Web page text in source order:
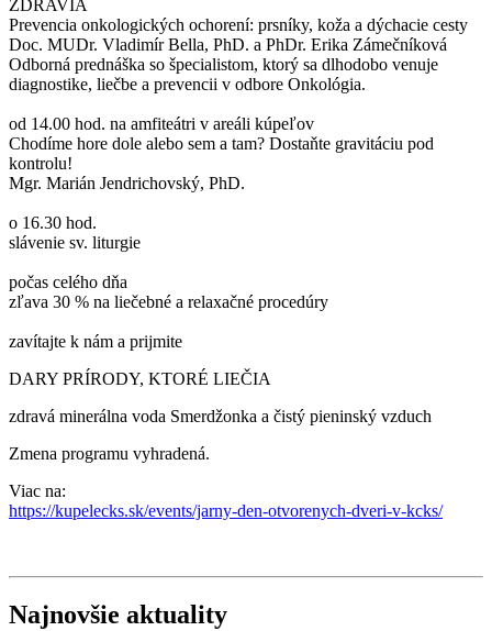
ZDRAVIA
Prevencia onkologických ochorení: prsníky, koža a dýchacie cesty
Doc. MUDr. Vladimír Bella, PhD. a PhDr. Erika Zámečníková
Odborná prednáška so špecialistom, ktorý sa dlhodobo venuje
diagnostike, liečbe a prevencii v odbore Onkológia.
od 14.00 hod. na amfiteátri v areáli kúpeľov
Chodíme hore dole alebo sem a tam? Dostaňte gravitáciu pod
kontrolu!
Mgr. Marián Jendrichovský, PhD.
o 16.30 hod.
slávenie sv. liturgie
počas celého dňa
zľava 30 % na liečebné a relaxačné procedúry
zavítajte k nám a prijmite
DARY PRÍRODY, KTORÉ LIEČIA
zdravá minerálna voda Smerdžonka a čistý pieninský vzduch
Zmena programu vyhradená.
Viac na:
https://kupelecks.sk/events/jarny-den-otvorenych-dveri-v-kcks/
Najnovšie aktuality